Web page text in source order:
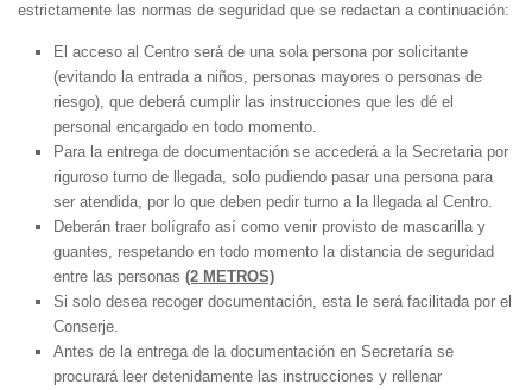
estrictamente las normas de seguridad que se redactan a continuación:
El acceso al Centro será de una sola persona por solicitante
(evitando la entrada a niños, personas mayores o personas de
riesgo), que deberá cumplir las instrucciones que les dé el
personal encargado en todo momento.
Para la entrega de documentación se accederá a la Secretaria por
riguroso turno de llegada, solo pudiendo pasar una persona para
ser atendida, por lo que deben pedir turno a la llegada al Centro.
Deberán traer bolígrafo así como venir provisto de mascarilla y
guantes, respetando en todo momento la distancia de seguridad
entre las personas (2 METROS)
Si solo desea recoger documentación, esta le será facilitada por el
Conserje.
Antes de la entrega de la documentación en Secretaría se
procurará leer detenidamente las instrucciones y rellenar